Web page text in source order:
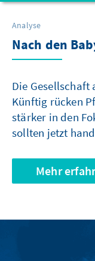
Analyse
Nach den
Die
Künftig rücken
stärker in den
sollten jetzt
Mehr